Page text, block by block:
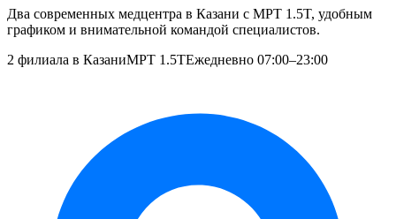
Два современных медцентра в Казани с МРТ 1.5T, удобным
графиком и внимательной командой специалистов.
2 филиала в КазаниМРТ 1.5TЕжедневно 07:00–23:00